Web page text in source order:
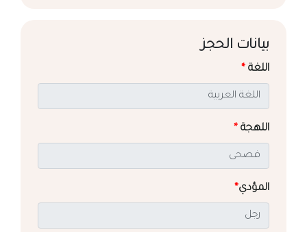
بيانات الحجز
اللغة *
اللهجة *
المؤدي*